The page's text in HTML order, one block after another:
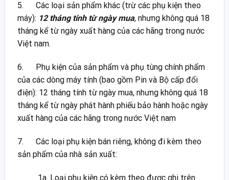
5. Các loại sản phẩm khác (trừ các phụ kiện theo
máy): 12 tháng tính từ ngày mua, nhưng không quá 18
tháng kể từ ngày xuất hàng của các hãng trong nước
Việt nam.
6. Phụ kiện của sản phẩm và phụ tùng chính phẩm
của các dòng máy tính (bao gồm Pin và Bộ cấp đổi
điện): 12 tháng tính từ ngày mua, nhưng không quá 18
tháng kể từ ngày phát hành phiếu bảo hành hoặc ngày
xuất hàng của các hãng trong nước Việt nam
7. Các loại phụ kiện bán riêng, không đi kèm theo
sản phẩm của nhà sản xuất:
1a. Loại phụ kiện có kèm theo được ghi trên